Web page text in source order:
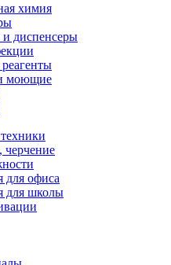
химия
и диспенсеры
моющие
для офиса
для школы